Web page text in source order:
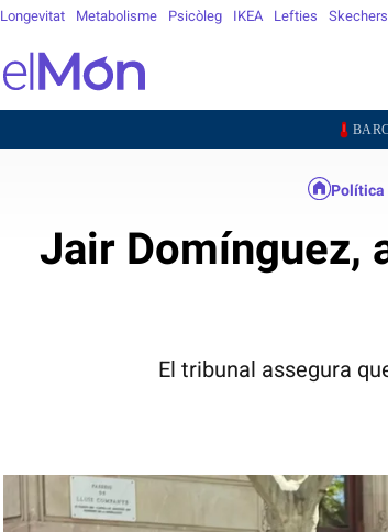
Longevitat Metabolisme Psicòleg IKEA Lefties Skechers
27,1°
Política
Jair Domínguez,
El tribunal assegura